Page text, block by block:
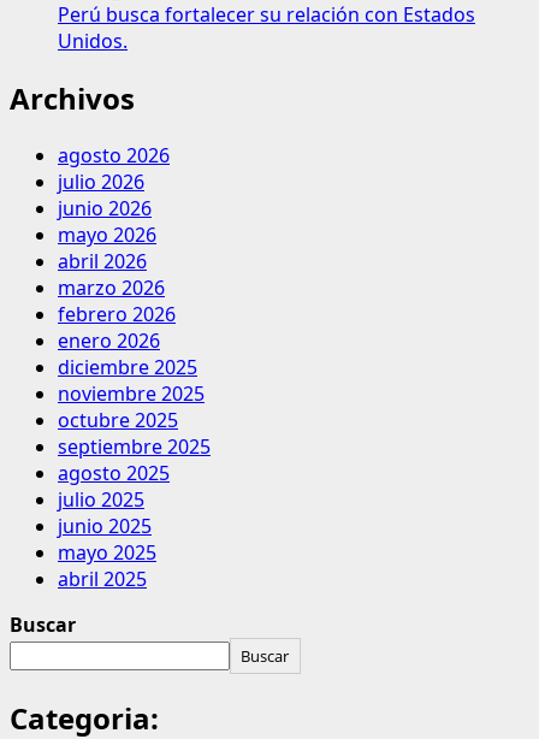
Perú busca fortalecer su relación con Estados
Unidos.
Archivos
agosto 2026
julio 2026
junio 2026
mayo 2026
abril 2026
marzo 2026
febrero 2026
enero 2026
diciembre 2025
noviembre 2025
octubre 2025
septiembre 2025
agosto 2025
julio 2025
junio 2025
mayo 2025
abril 2025
Buscar
Buscar
Categoria: